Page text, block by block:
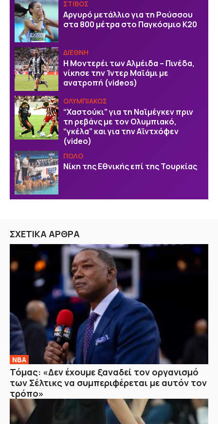
ΣΤΙΒΟΣ
Αργυρό μετάλλιο για τη Ρούσσου
στα 800 μέτρα στο Παγκόσμιο Κ20
ΔΙΕΘΝΗ
Η Μοντερέι των Αλμέιδα – Πινέδα,
νίκησε την Ίντερ Μαϊάμι με
ανατροπή (videos)
ΟΛΥΜΠΙΑΚΟΣ
“Χαστούκι” για τη Ναϊμέγκεν πριν
τη ρεβάνς με τον Ολυμπιακό,
“γκέλα” και για την Αϊντχόφεν
(video)
ΠΟΛΟ
Νίκη της Εθνικής επί της Τουρκίας
ΣΧΕΤΙΚΑ ΑΡΘΡΑ
NBA
Τόμας: «Δεν έχουμε ξαναδεί τον οργανισμό
των Σέλτικς να συμπεριφέρεται με αυτόν τον
τρόπο»